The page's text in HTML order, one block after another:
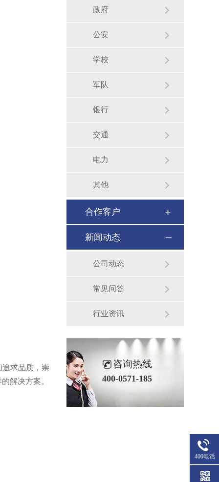
追求品质，崇
解决方案。
政府
公安
学校
军队
银行
交通
电力
其他
合作客户
新闻动态
公司动态
常见问答
行业资讯
咨询热线
400-0571-185
400电话